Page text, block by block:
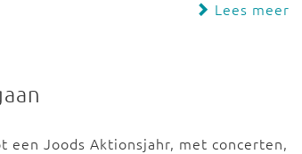
Lees meer
een Joods Aktionsjahr, met concerten,